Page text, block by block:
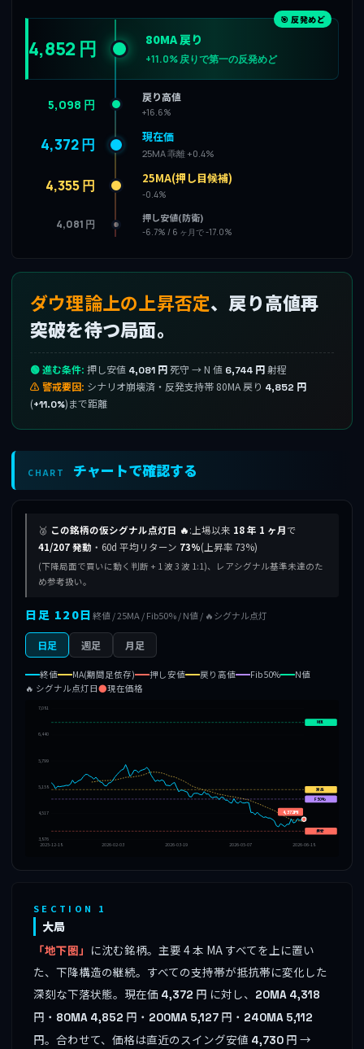
🎯 反発めど
4,852 円 80MA 戻り
+11.0% 戻りで第一の反発めど
5,098 円 戻り高値
+16.6%
4,372 円 現在価
25MA 乖離 +0.4%
4,355 円 25MA(押し目候補)
-0.4%
4,081 円 押し安値(防衛)
-6.7% / 6 ヶ月で -17.0%
ダウ理論上の上昇否定、戻り高値再
突破を待つ局面。
🟢 進む条件: 押し安値 4,081 円 死守 → N 値 6,744 円 射程
⚠ 警戒要因: シナリオ崩壊済・反発支持帯 80MA 戻り 4,852 円
(+11.0%)まで距離
CHART チャートで確認する
🥈 この銘柄の仮シグナル点灯日 🔥:上場以来 18 年 1 ヶ月で
41/207 発動 ・60d 平均リターン 73%(上昇率 73%)
(下降局面で買いに動く判断 + 1 波 3 波 1:1)、レアシグナル基準未達のた
め参考扱い。
日足 120日終値 / 25MA / Fib50% / N値 / 🔥シグナル点灯
日足 週足 月足
終値 MA(期間足依存) 押し安値 戻り高値 Fib50%
N値
🔥 シグナル点灯日●現在価格
7,081
6,440
5,799
5,158
4,517
3,876
2025-12-18
2026-02-03 2026-03-19 2026-05-07 2026-06-18
押安
戻高
F50%
N値
4,372円
SECTION 1
大局
「地下圏」 に沈む銘柄。主要 4 本 MA すべてを上に置い
た、下降構造の継続。すべての支持帯が抵抗帯に変化した
深刻な下落状態。現在価 4,372 円 に対し、 20MA 4,318
円・ 80MA 4,852 円・ 200MA 5,127 円・ 240MA 5,112
円。合わせて、価格は直近のスイング安値 4,730 円 →